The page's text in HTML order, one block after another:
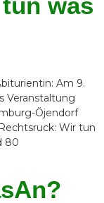
Am 9.
Veranstaltung
Öjendorf
Wir tun
80